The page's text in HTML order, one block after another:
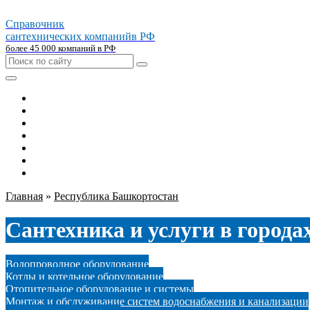
Справочник
сантехнических компанийв РФ
более 45 000 компаний в РФ
Главная » Республика Башкортостан
Сантехника и услуги в
Водопроводное оборудование
Котлы и котельное оборудование
Отопительное оборудование и системы
Монтаж и обслуживание систем водоснабжения и канализации